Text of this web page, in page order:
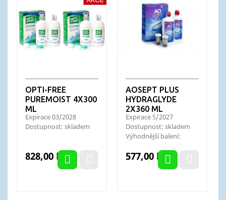
OPTI-FREE
PUREMOIST 4X300
ML
Expirace 03/2028
Dostupnost: skladem
Cena
828,00 Kč
AOSEPT PLUS
HYDRAGLYDE
2X360 ML
Expirace 5/2027
Dostupnost: skladem
Výhodnější balení:
3x360...
Cena
577,00 Kč